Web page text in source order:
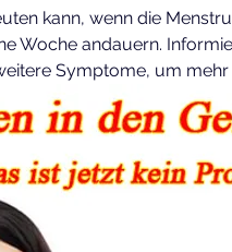
kann, wenn die
Woche andauern.
Symptome, um mehr